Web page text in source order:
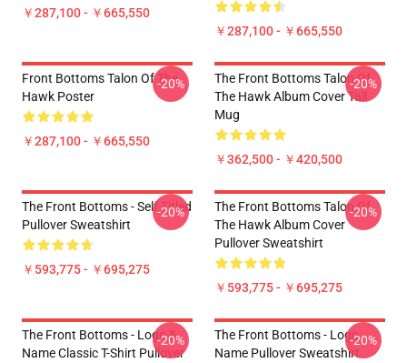
￥287,100 - ￥665,550
￥287,100 - ￥665,550
Front Bottoms Talon Of The
Hawk Poster
￥287,100 - ￥665,550
-20%
The Front Bottoms Talon Of
The Hawk Album Cover Tall
Mug
￥362,500 - ￥420,500
-20%
The Front Bottoms - Self Titled
Pullover Sweatshirt
￥593,775 - ￥695,275
-20%
The Front Bottoms Talon Of
The Hawk Album Cover
Pullover Sweatshirt
￥593,775 - ￥695,275
-20%
The Front Bottoms - Logo &
Name Classic T-Shirt Pullover
-20%
The Front Bottoms - Logo
Name Pullover Sweatshirt
-20%